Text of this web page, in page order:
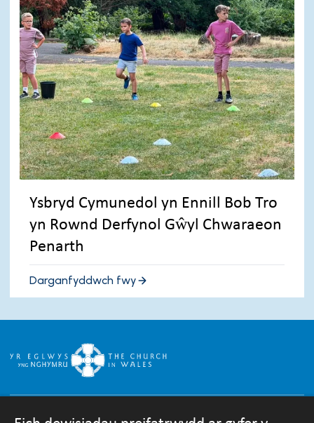
Ysbryd Cymunedol yn Ennill Bob Tro
yn Rownd Derfynol Gŵyl Chwaraeon
Penarth
Darganfyddwch fwy